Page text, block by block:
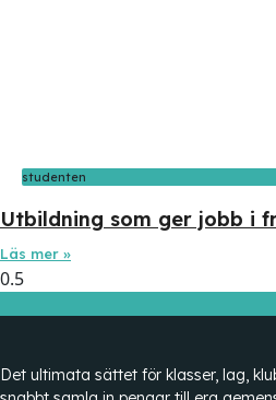
studenten
Utbildning som ger jobb i
Läs mer »
Det ultimata sättet för klasser, lag,